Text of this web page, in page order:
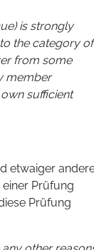
is strongly
the category of
from some
member
sufficient
etwaiger
einer Prüfung
Prüfung